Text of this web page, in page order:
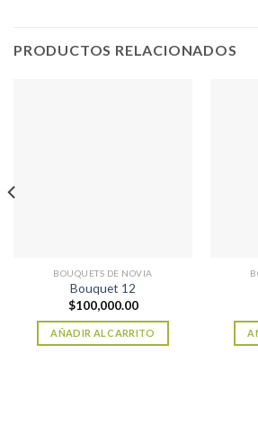
PRODUCTOS RELACIONADOS
BOUQUETS DE NOVIA
Bouquet 12
$100,000.00
AÑADIR AL CARRITO